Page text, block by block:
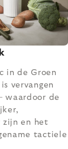
in de Groen
vervangen
waardoor de
zijn en het
tactiele